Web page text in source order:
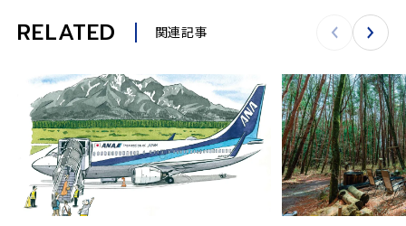
RELATED 関連記事